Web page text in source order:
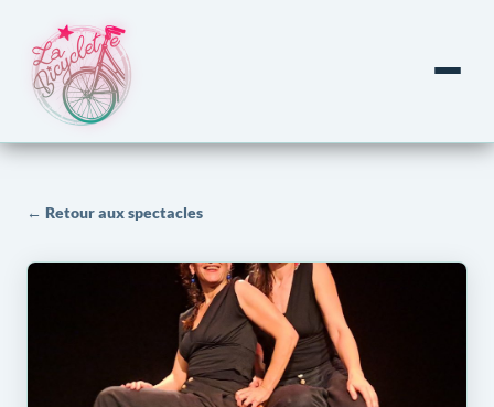
← Retour aux spectacles